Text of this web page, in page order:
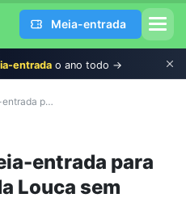
Meia-entrada
entrada o ano todo →
Como garantir meia-entrada para Rita Lee: Balada da Louca sem matrícula
entrada para
Louca sem